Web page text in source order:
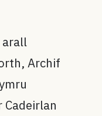
arall
Archif